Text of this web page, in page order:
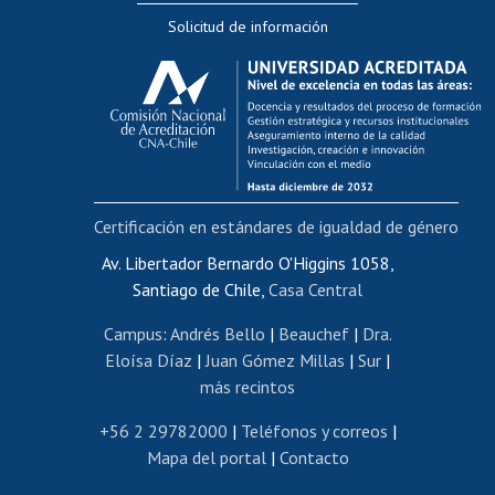
Evaluación docente
Calificación académica
Postulación al AUCAI
Funcionarias/os
Cursos internos de capacitación
Bienestar del personal
Portal de movilidad interna
Certificado de renta
Certificado de renta honorarios
Editar páginas blancas
Extranjeras/os
Revalidación y reconocimiento de títulos
Postulación al Programa de Movilidad Estudiantil
Solicitud de información
Av. Libertador Bernardo O'Higgins 1058,
Santiago de Chile, Casa Central
Campus: Andrés Bello | Beauchef| Dra.
Eloísa Díaz |Juan Gómez Millas | Sur |
más recintos
+56 2 29782000 | Teléfonos y correos |
Mapa del portal| Contacto
Certificación en estándares de igualdad de género